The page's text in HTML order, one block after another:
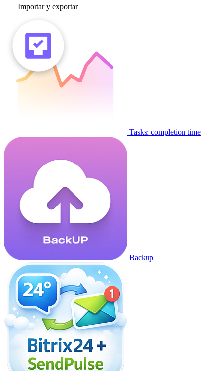
Importar y exportar
Tasks: completion time
Backup